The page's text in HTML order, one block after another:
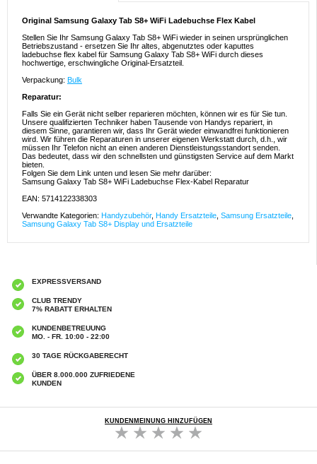
Original Samsung Galaxy Tab S8+ WiFi Ladebuchse Flex Kabel
Stellen Sie Ihr Samsung Galaxy Tab S8+ WiFi wieder in seinen ursprünglichen
Betriebszustand - ersetzen Sie Ihr altes, abgenutztes oder kaputtes
ladebuchse flex kabel für Samsung Galaxy Tab S8+ WiFi durch dieses
hochwertige, erschwingliche Original-Ersatzteil.
Verpackung: Bulk
Reparatur:
Falls Sie ein Gerät nicht selber reparieren möchten, können wir es für Sie tun.
Unsere qualifizierten Techniker haben Tausende von Handys repariert, in
diesem Sinne, garantieren wir, dass Ihr Gerät wieder einwandfrei funktionieren
wird. Wir führen die Reparaturen in unserer eigenen Werkstatt durch, d.h., wir
müssen Ihr Telefon nicht an einen anderen Dienstleistungsstandort senden.
Das bedeutet, dass wir den schnellsten und günstigsten Service auf dem Markt
bieten.
Folgen Sie dem Link unten und lesen Sie mehr darüber:
Samsung Galaxy Tab S8+ WiFi Ladebuchse Flex-Kabel Reparatur
EAN: 5714122338303
Verwandte Kategorien: Handyzubehör, Handy Ersatzteile Samsung Ersatzteile
Samsung Galaxy Tab S8+ Display und Ersatzteile
EXPRESSVERSAND
CLUB TRENDY
7% RABATT ERHALTEN
KUNDENBETREUUNG
MO. - FR. 10:00 - 22:00
30 TAGE RÜCKGABERECHT
ÜBER 8.000.000 ZUFRIEDENE
KUNDEN
KUNDENMEINUNG HINZUFÜGEN